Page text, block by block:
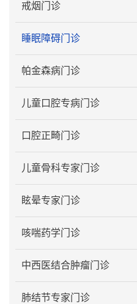
戒烟门诊
睡眠障碍门诊
帕金森病门诊
儿童口腔专病门诊
口腔正畸门诊
儿童骨科专家门诊
眩晕专家门诊
咳喘药学门诊
中西医结合肿瘤门诊
肺结节专家门诊